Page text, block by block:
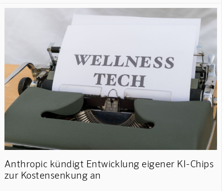
Anthropic kündigt Entwicklung eigener KI-Chips
zur Kostensenkung an